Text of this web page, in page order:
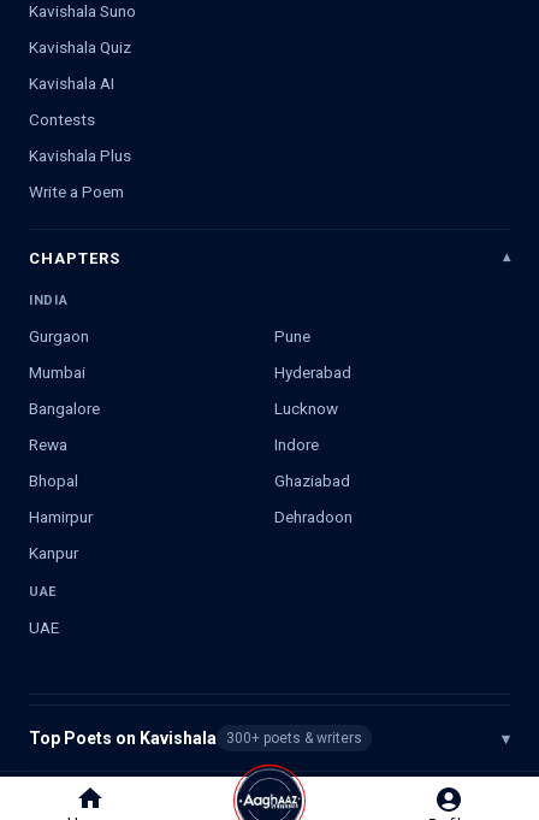
Kavishala Suno
Kavishala Quiz
Kavishala AI
Contests
Kavishala Plus
Write a Poem
CHAPTERS
INDIA
Gurgaon
Pune
Mumbai
Hyderabad
Bangalore
Lucknow
Rewa
Indore
Bhopal
Ghaziabad
Hamirpur
Dehradoon
Kanpur
UAE
UAE
Top Poets on Kavishala 300+ poets & writers ▾
Kavishala. All rights reserved.